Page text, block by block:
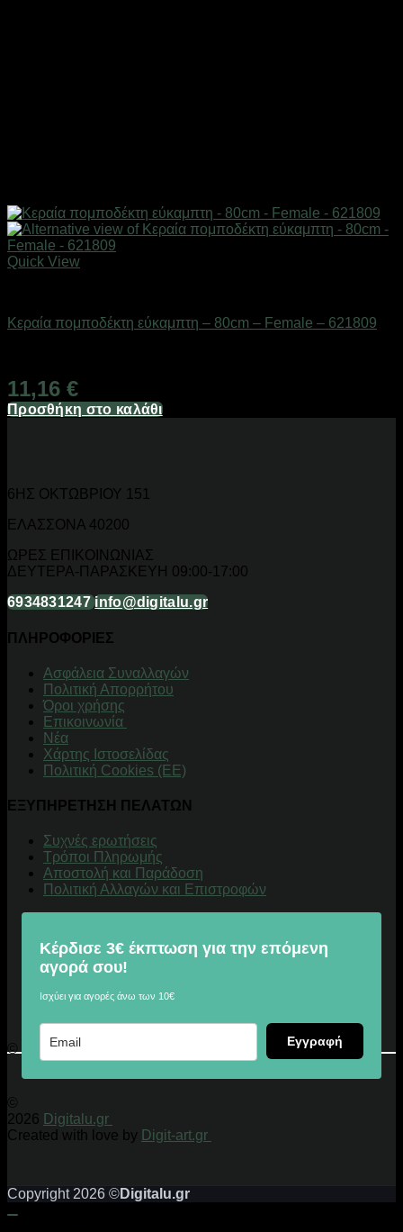
Quick View
Κεραία πομποδέκτη εύκαμπτη – 80cm – Female – 621809
11,16 €
Προσθήκη στο καλάθι
6ΗΣ ΟΚΤΩΒΡΙΟΥ 151
ΕΛΑΣΣΟΝΑ 40200
ΩΡΕΣ ΕΠΙΚΟΙΝΩΝΙΑΣ
ΔΕΥΤΕΡΑ-ΠΑΡΑΣΚΕΥΗ 09:00-17:00
6934831247 info@digitalu.gr
ΠΛΗΡΟΦΟΡΙΕΣ
Aσφάλεια Συναλλαγών
Πολιτική Απορρήτου
Όροι χρήσης
Επικοινωνία
Νέα
Χάρτης Ιστοσελίδας
Πολιτική Cookies (ΕΕ)
ΕΞΥΠΗΡΕΤΗΣΗ ΠΕΛΑΤΩΝ
Συχνές ερωτήσεις
Τρόποι Πληρωμής
Αποστολή και Παράδοση
Πολιτική Αλλαγών και Επιστροφών
Κέρδισε 3€ έκπτωση για την επόμενη
αγορά σου!
Ισχύει για αγορές άνω των 10€
Εγγραφή
© 2026 Digitalu.gr
©
2026 Digitalu.gr
Created with love by Digit-art.gr
Copyright 2026 ©Digitalu.gr